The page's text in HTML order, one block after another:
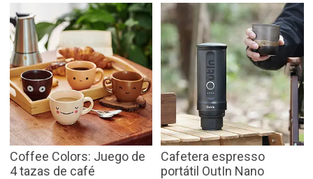
Coffee Colors: Juego de
4 tazas de café
Cafetera espresso
portátil OutIn Nano